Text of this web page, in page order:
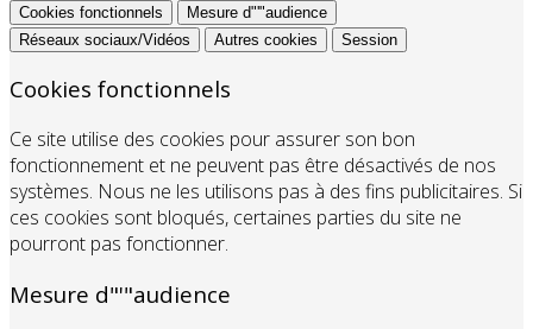
Cookies fonctionnels
Mesure d"'"audience
Réseaux sociaux/Vidéos
Autres cookies Session
Cookies fonctionnels
Ce site utilise des cookies pour assurer son bon
fonctionnement et ne peuvent pas être désactivés de nos
systèmes. Nous ne les utilisons pas à des fins publicitaires. Si
ces cookies sont bloqués, certaines parties du site ne
pourront pas fonctionner.
Mesure d"'"audience